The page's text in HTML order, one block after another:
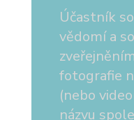
Účastník
vědomí a
fotografie
(nebo
názvu